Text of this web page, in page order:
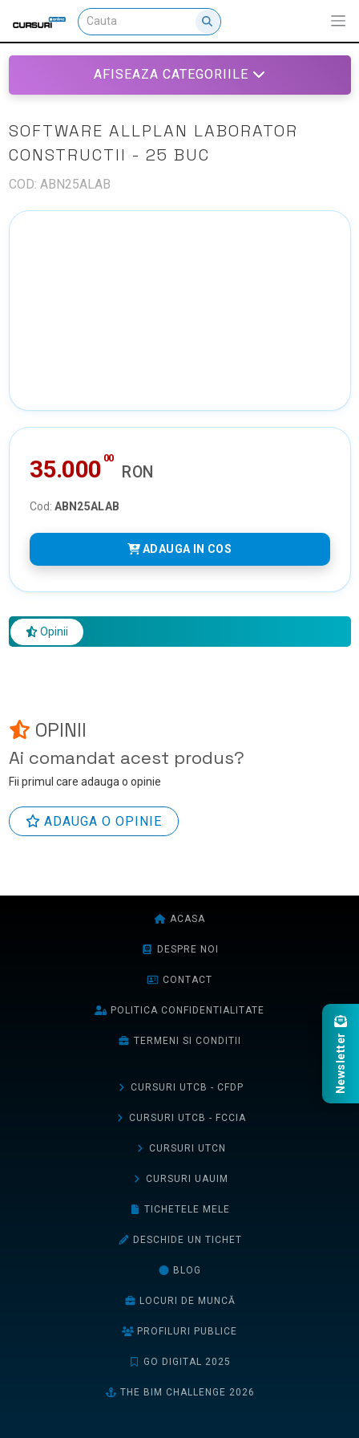
AFISEAZA CATEGORIILE
SOFTWARE ALLPLAN LABORATOR
CONSTRUCTII - 25 BUC
COD: ABN25ALAB
35.000 00
RON
Cod: ABN25ALAB
ADAUGA IN COS
Opinii
OPINII
Ai comandat acest produs?
Fii primul care adauga o opinie
ADAUGA O OPINIE
ACASA
DESPRE NOI
CONTACT
POLITICA CONFIDENTIALITATE
TERMENI SI CONDITII
CURSURI UTCB - CFDP
CURSURI UTCB - FCCIA
CURSURI UTCN
CURSURI UAUIM
TICHETELE MELE
DESCHIDE UN TICHET
BLOG
LOCURI DE MUNCĂ
PROFILURI PUBLICE
GO DIGITAL 2025
THE BIM CHALLENGE 2026
Newsletter